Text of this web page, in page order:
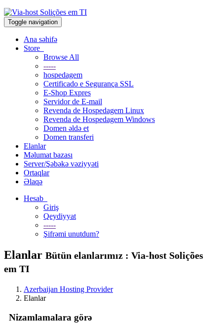
Toggle navigation
Ana səhifə
Store
Browse All
-----
hospedagem
Certificado e Segurança SSL
E-Shop Expres
Servidor de E-mail
Revenda de Hospedagem Linux
Revenda de Hospedagem Windows
Domen əldə et
Domen transferi
Elanlar
Məlumat bazası
Server/Şəbəkə vəziyyəti
Ortaqlar
Əlaqə
Hesab
Giriş
Qeydiyyat
-----
Şifrəmi unutdum?
Elanlar Bütün elanlarımız : Via-host Solições
em TI
Azerbaijan Hosting Provider
Elanlar
Nizamlamalara görə